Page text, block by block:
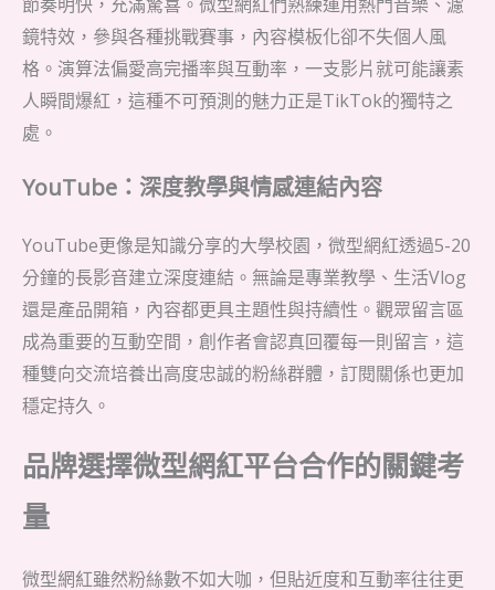
鏡特效，參與各種挑戰賽事，內容模板化卻不失個人風
格。演算法偏愛高完播率與互動率，一支影片就可能讓素
人瞬間爆紅，這種不可預測的魅力正是TikTok的獨特之
處。
YouTube：深度教學與情感連結內容
YouTube更像是知識分享的大學校園，微型網紅透過5-20
分鐘的長影音建立深度連結。無論是專業教學、生活Vlog
還是產品開箱，內容都更具主題性與持續性。觀眾留言區
成為重要的互動空間，創作者會認真回覆每一則留言，這
種雙向交流培養出高度忠誠的粉絲群體，訂閱關係也更加
穩定持久。
品牌選擇微型網紅平台合作的關鍵考
量
微型網紅雖然粉絲數不如大咖，但貼近度和互動率往往更